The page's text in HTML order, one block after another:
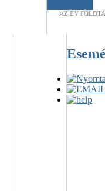
AZ ÉV